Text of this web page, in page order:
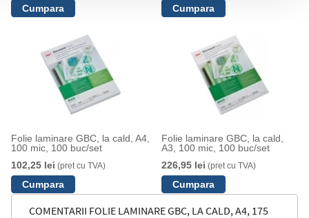
Folie laminare GBC, la cald, A4,
100 mic, 100 buc/set
102,25 lei (pret cu TVA)
Folie laminare GBC, la cald,
A3, 100 mic, 100 buc/set
226,95 lei (pret cu TVA)
COMENTARII FOLIE LAMINARE GBC, LA CALD, A4, 175